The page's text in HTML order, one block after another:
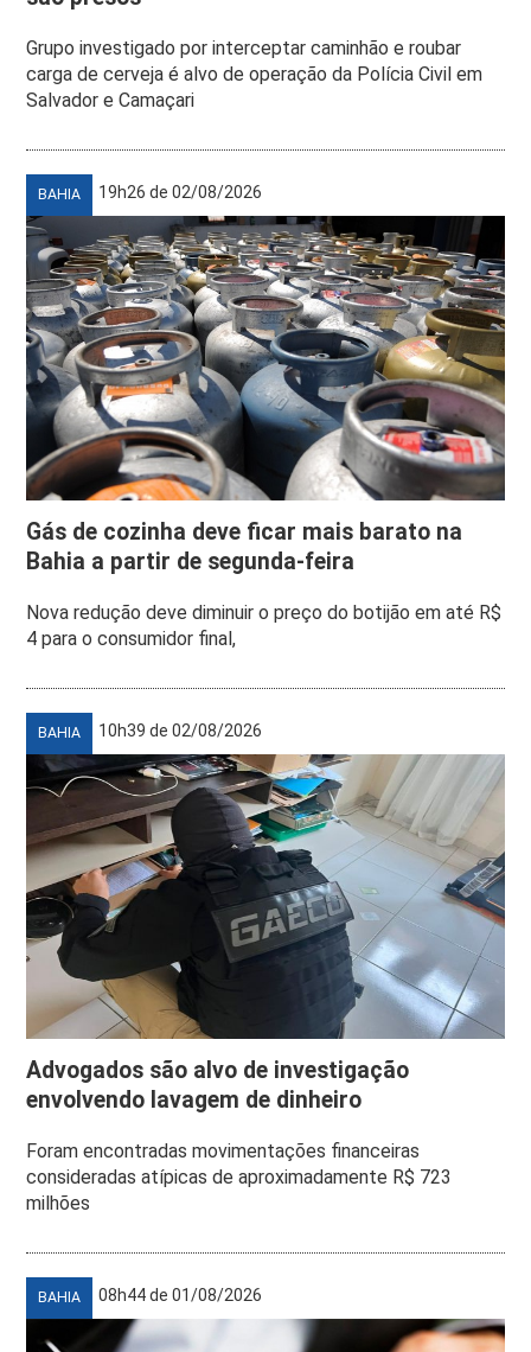
Grupo investigado por interceptar caminhão e roubar
carga de cerveja é alvo de operação da Polícia Civil em
Salvador e Camaçari
BAHIA 19h26 de 02/08/2026
Gás de cozinha deve ficar mais barato na
Bahia a partir de segunda-feira
Nova redução deve diminuir o preço do botijão em até R$
4 para o consumidor final,
BAHIA 10h39 de 02/08/2026
Advogados são alvo de investigação
envolvendo lavagem de dinheiro
Foram encontradas movimentações financeiras
consideradas atípicas de aproximadamente R$ 723
milhões
BAHIA 08h44 de 01/08/2026